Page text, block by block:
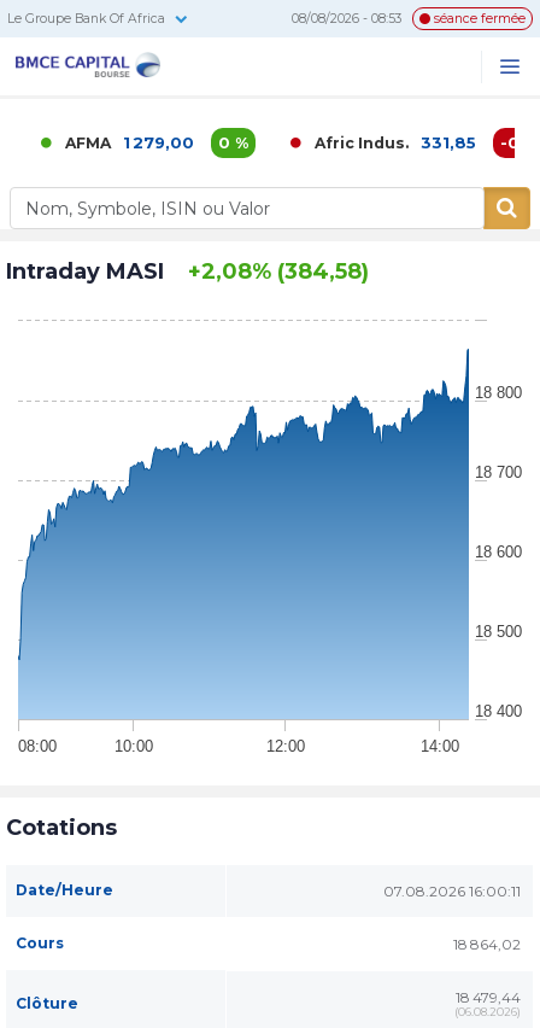
Le Groupe Bank Of Africa 08/08/2026 - 08:53 séance fermée
AFMA 1 279,00 0 % Afric Indus. 331,85 -0,02 %
Intraday MASI +2,08% (384,58)
10:00 12:00
08:00 14:00
18 400
18 500
18 600
18 700
18 800
Cotations
Date/Heure 07.08.2026 16:00:11
Cours 18 864,02
Clôture 18 479,44
(06.08.2026)